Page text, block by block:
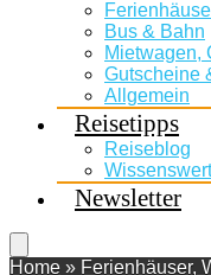
Bus & Bahn
Mietwagen,
Gutscheine
Allgemein
Reisetipps
Reiseblog
Newsletter
Home » Ferienhäuser,